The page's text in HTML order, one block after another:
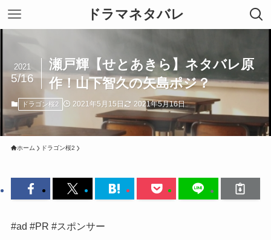
ドラマネタバレ
瀬戸輝【せとあきら】ネタバレ原
作！山下智久の矢島ポジ？
2021
5/16
ドラゴン桜2 2021年5月15日 2021年5月16日
ホーム ドラゴン桜2
#ad #PR #スポンサー